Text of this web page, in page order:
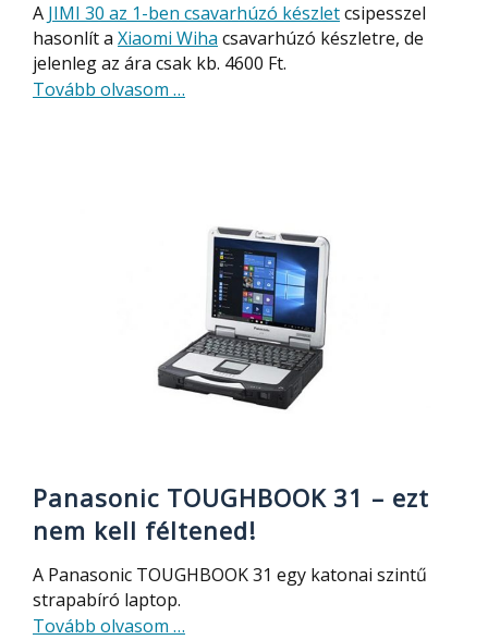
A JIMI 30 az 1-ben csavarhúzó készletcsipesszel
hasonlít a Xiaomi Wiha csavarhúzó készletre, de
jelenleg az ára csak kb. 4600 Ft.
Tovább olvasom about
csavarhúzó
készlet
csipesszel
…
Panasonic TOUGHBOOK 31 – ezt
nem kell féltened!
A Panasonic TOUGHBOOK 31 egy katonai szintű
strapabíró laptop.
Tovább olvasom about
…